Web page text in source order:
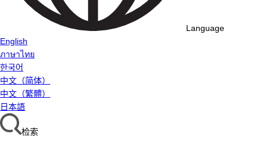
Language
English
ภาษาไทย
한국어
中文（简体）
中文（繁體）
日本語
检索